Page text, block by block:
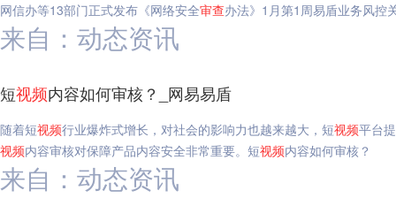
网信办等13部门正式发布《网络安全审查办法》1月第1周易盾业务风控
来自：动态资讯
短视频内容如何审核？_网易易盾
随着短视频行业爆炸式增长，对社会的影响力也越来越大，短视频平台
视频内容审核对保障产品内容安全非常重要。短视频内容如何审核？
来自：动态资讯